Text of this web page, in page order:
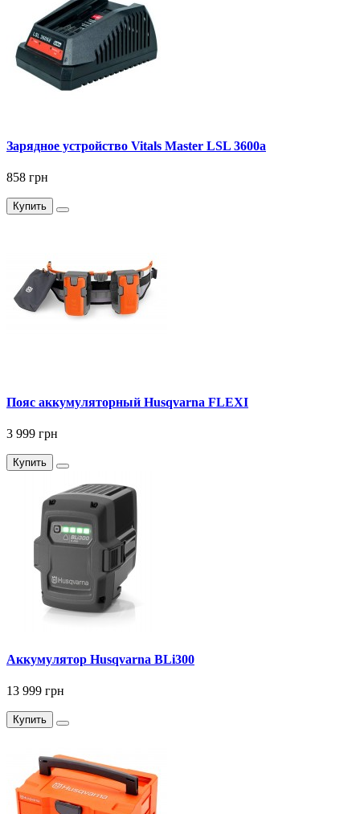
Зарядное устройство Vitals Master LSL 3600a
858 грн
Купить
Пояс аккумуляторный Husqvarna FLEXI
3 999 грн
Купить
Аккумулятор Husqvarna BLi300
13 999 грн
Купить